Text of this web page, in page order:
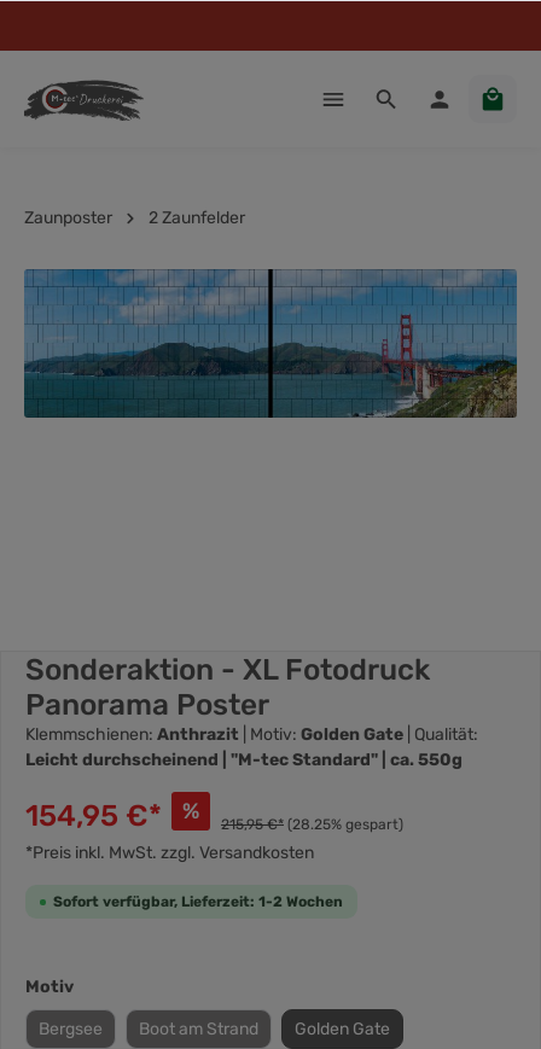
Zaunposter 2 Zaunfelder
Sonderaktion - XL Fotodruck
Panorama Poster
Klemmschienen: Anthrazit | Motiv: Golden Gate | Qualität:
Leicht durchscheinend | "M-tec Standard" | ca. 550g
154,95 €* % 215,95 €* (28.25% gespart)
*Preis inkl. MwSt. zzgl. Versandkosten
Sofort verfügbar, Lieferzeit: 1-2 Wochen
Motiv
Bergsee Boot am Strand Golden Gate